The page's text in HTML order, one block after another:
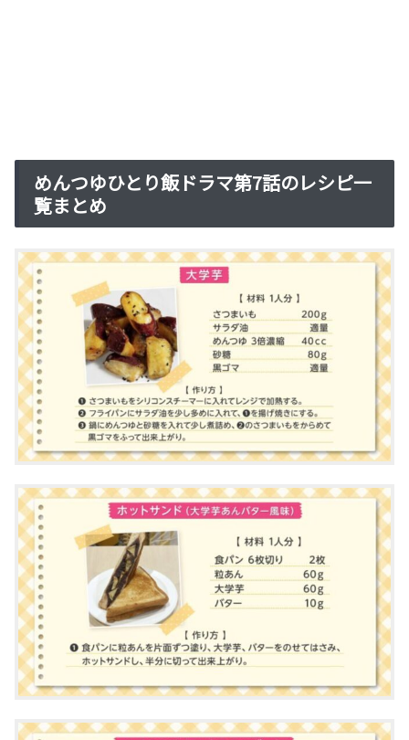
めんつゆひとり飯ドラマ第7話のレシピ一
覧まとめ